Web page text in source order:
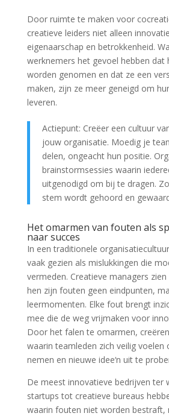
Door ruimte te maken voor
creatieve leiders niet alleen
eigenaarschap en betrokkenheid.
werknemers het gevoel hebben dat
worden genomen en dat ze een
maken, zijn ze meer geneigd om
leveren.
Actiepunt: Creëer een cultuur
jouw organisatie. Moedig je
delen, ongeacht hun positie.
brainstormsessies waarin
uitgenodigd om bij te dragen.
stem wordt gehoord en
Het omarmen van fouten als
naar succes
In een traditionele
vaak gezien als mislukkingen die
vermeden. Creatieve managers
hen zijn fouten geen eindpunten,
leermomenten. Elke fout brengt
mee die de weg vrijmaken voor
Door het falen te omarmen,
waarin teamleden zich veilig voelen
nemen en nieuwe idee‘n uit te
De meest innovatieve bedrijven ter
startups tot creatieve bureaus
waarin fouten niet worden bestraft,